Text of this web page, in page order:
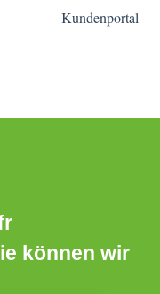
anzeigenKundenportal
können wir